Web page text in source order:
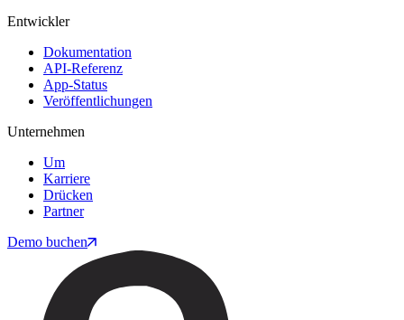
Entwickler
Dokumentation
API-Referenz
App-Status
Veröffentlichungen
Unternehmen
Um
Karriere
Drücken
Partner
Demo buchen